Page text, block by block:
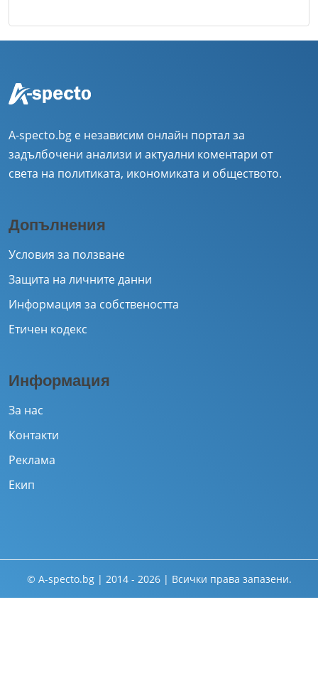
A-specto.bg е независим онлайн портал за
задълбочени анализи и актуални коментари от
света на политиката, икономиката и обществото.
Допълнения
Условия за ползване
Защита на личните данни
Информация за собствеността
Етичен кодекс
Информация
За нас
Контакти
Реклама
Екип
© A-specto.bg | 2014 - 2026 | Всички права запазени.